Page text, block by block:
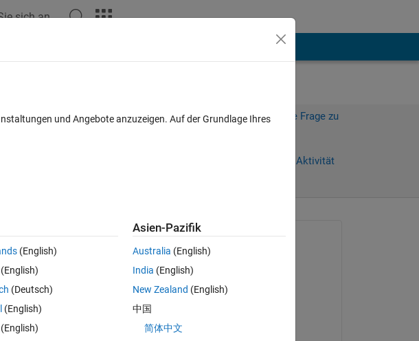
sich an
Melden Sie sich an, um diese Frage zu
Anmelden, um Aktivität
öffnen 0 Stimmen
Kevin
am 4 Nov. 2021
am 4 Nov. 2021
und Angebote anzuzeigen. Auf der Grundlage Ihres
(English)
(Deutsch)
(English)
(English)
Asien-Pazifik
Australia (English)
India (English)
New Zealand (English)
中国
简体中文